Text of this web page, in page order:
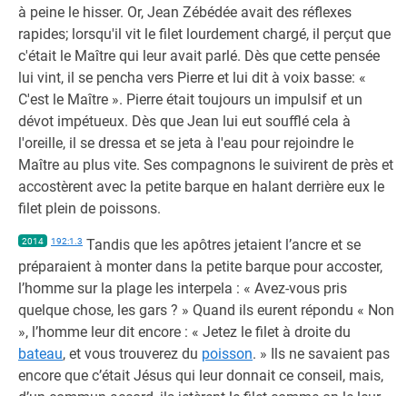
à peine le hisser. Or, Jean Zébédée avait des réflexes
rapides; lorsqu'il vit le filet lourdement chargé, il perçut que
c'était le Maître qui leur avait parlé. Dès que cette pensée
lui vint, il se pencha vers Pierre et lui dit à voix basse: «
C'est le Maître ». Pierre était toujours un impulsif et un
dévot impétueux. Dès que Jean lui eut soufflé cela à
l'oreille, il se dressa et se jeta à l'eau pour rejoindre le
Maître au plus vite. Ses compagnons le suivirent de près et
accostèrent avec la petite barque en halant derrière eux le
filet plein de poissons.
2014 192:1.3 Tandis que les apôtres jetaient l’ancre et se
préparaient à monter dans la petite barque pour accoster,
l’homme sur la plage les interpela : « Avez-vous pris
quelque chose, les gars ? » Quand ils eurent répondu « Non
», l’homme leur dit encore : « Jetez le filet à droite du
bateau, et vous trouverez du poisson. » Ils ne savaient pas
encore que c’était Jésus qui leur donnait ce conseil, mais,